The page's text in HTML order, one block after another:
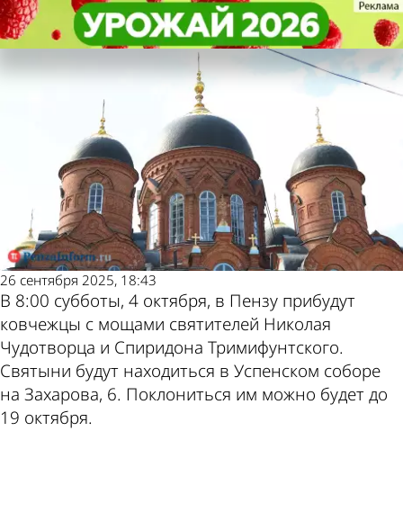
В Пензу привезут ковчежцы с
мощами 2 святителей
Общество
26 сентября 2025, 18:43
В 8:00 субботы, 4 октября, в Пензу прибудут
ковчежцы с мощами святителей Николая
Чудотворца и Спиридона Тримифунтского.
Святыни будут находиться в Успенском соборе
на Захарова, 6. Поклониться им можно будет до
19 октября.
В Пензу привезут ковчежцы с
мощами 2 святителей
Общество
Другие новости по
теме
Погода и курсы
валют в Пензе